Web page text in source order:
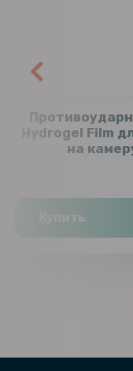
Hydrogel Film
на
Купить